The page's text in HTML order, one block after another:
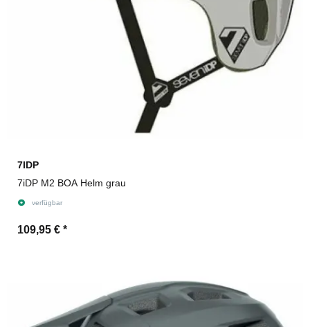
7IDP
7iDP M2 BOA Helm grau
verfügbar
109,95 € *